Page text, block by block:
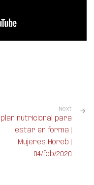
Next
plan nutricional para
estar en forma |
Mujeres Horeb |
04/feb/2020